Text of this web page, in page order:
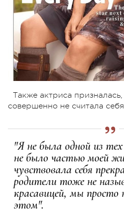
Также актриса
совершенно не считала
"Я не была одной из
не было частью моей
чувствовала себя
родители тоже не
красавицей, мы просто
этом".